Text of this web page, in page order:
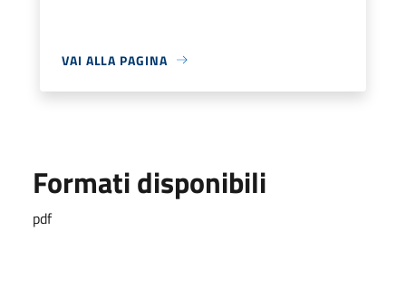
VAI ALLA PAGINA
Formati disponibili
pdf